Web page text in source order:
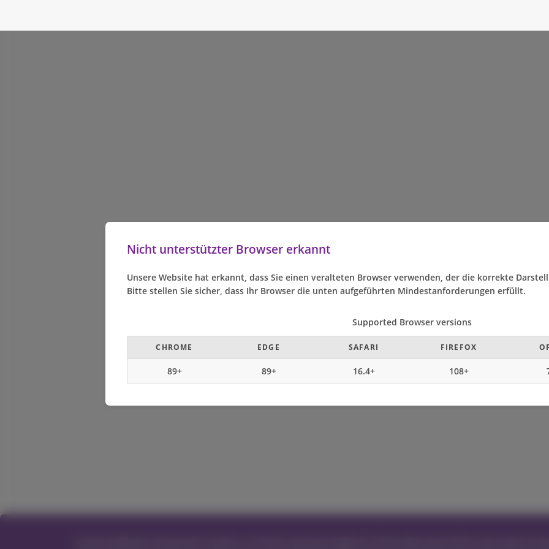
Nicht unterstützter Browser erkannt
Unsere Website hat erkannt, dass Sie einen veralteten Browser verwenden, der die korrekte
Bitte stellen Sie sicher, dass Ihr Browser die unten aufgeführten Mindestanforderungen erfüllt.
Supported Browser versions
CHROME EDGE SAFARI FIREFOX
89+ 89+ 16.4+ 108+